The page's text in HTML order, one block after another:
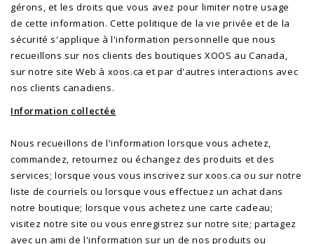
gérons, et les droits que vous avez pour limiter notre usage
de cette information. Cette politique de la vie privée et de la
sécurité s'applique à l'information personnelle que nous
recueillons sur nos clients des boutiques XOOS au Canada,
sur notre site Web à xoos.ca et par d'autres interactions avec
nos clients canadiens.
Information collectée
Nous recueillons de l'information lorsque vous achetez,
commandez, retournez ou échangez des produits et des
services; lorsque vous vous inscrivez sur xoos.ca ou sur notre
liste de courriels ou lorsque vous effectuez un achat dans
notre boutique; lorsque vous achetez une carte cadeau;
visitez notre site ou vous enregistrez sur notre site; partagez
avec un ami de l'information sur un de nos produits ou